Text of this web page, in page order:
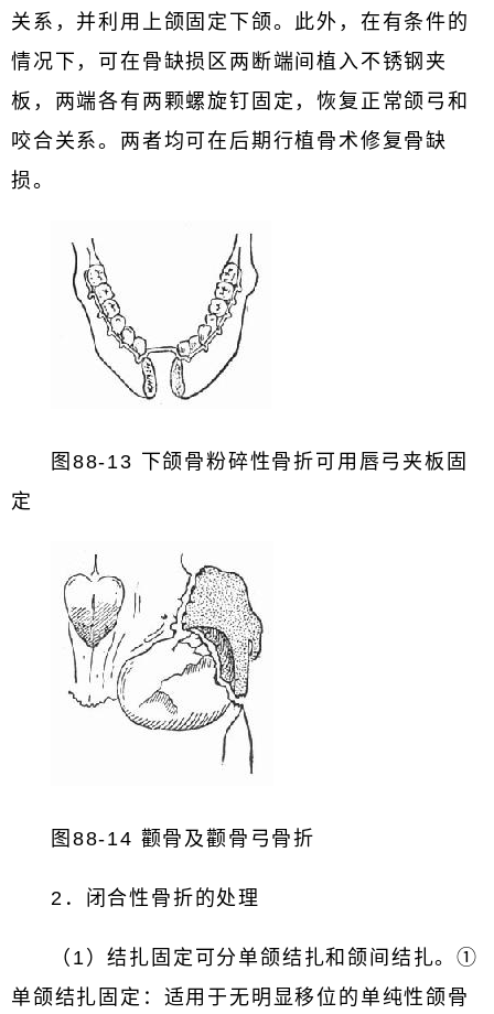
关系，并利用上颌固定下颌。此外，在有条件的
情况下，可在骨缺损区两断端间植入不锈钢夹
板，两端各有两颗螺旋钉固定，恢复正常颌弓和
咬合关系。两者均可在后期行植骨术修复骨缺
损。
图88-13 下颌骨粉碎性骨折可用唇弓夹板固
定
图88-14 颧骨及颧骨弓骨折
2．闭合性骨折的处理
（1）结扎固定可分单颌结扎和颌间结扎。①
单颌结扎固定：适用于无明显移位的单纯性颌骨